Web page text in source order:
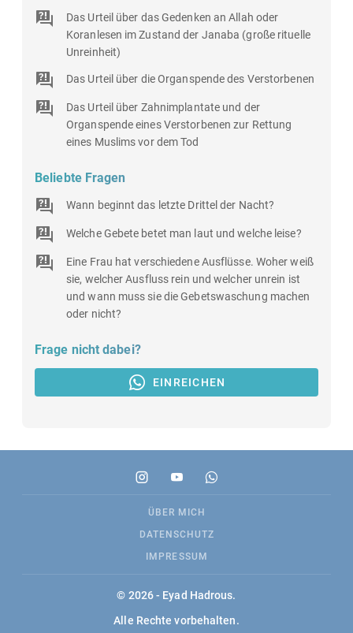
Das Urteil über das Gedenken an Allah oder
Koranlesen im Zustand der Janaba (große rituelle
Unreinheit)
Das Urteil über die Organspende des Verstorbenen
Das Urteil über Zahnimplantate und der
Organspende eines Verstorbenen zur Rettung
eines Muslims vor dem Tod
Beliebte Fragen
Wann beginnt das letzte Drittel der Nacht?
Welche Gebete betet man laut und welche leise?
Eine Frau hat verschiedene Ausflüsse. Woher weiß
sie, welcher Ausfluss rein und welcher unrein ist
und wann muss sie die Gebetswaschung machen
oder nicht?
Frage nicht dabei?
EINREICHEN
ÜBER MICH
DATENSCHUTZ
IMPRESSUM
© 2026 - Eyad Hadrous.
Alle Rechte vorbehalten.